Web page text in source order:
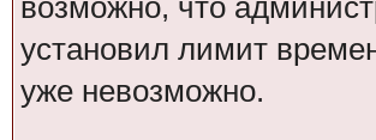
возможно, что
установил лимит
уже невозможно.